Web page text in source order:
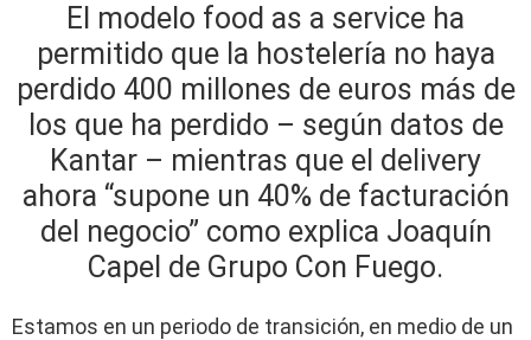
El modelo food as a service ha
permitido que la hostelería no haya
perdido 400 millones de euros más de
los que ha perdido – según datos de
Kantar – mientras que el delivery
ahora “supone un 40% de facturación
del negocio” como explica Joaquín
Capel de Grupo Con Fuego.
Estamos en un periodo de transición, en medio de un